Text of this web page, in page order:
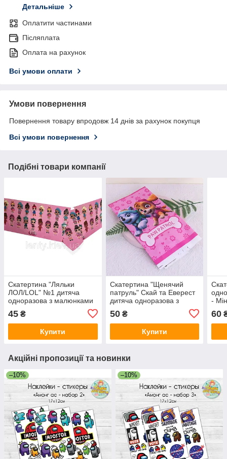
Детальніше
Оплатити частинами
Післяплата
Оплата на рахунок
Всі умови оплати
Умови повернення
Повернення товару впродовж 14 днів за рахунок покупця
Всі умови повернення
Подібні товари компанії
Скатертина "Ляльки
ЛОЛ/LOL" №1 дитяча
одноразова з малюнками
45 ₴
Купити
Скатертина "Щенячий
патруль" Скай та Еверест
дитяча одноразова з
50₴
Купити
-
60
Акційні пропозиції та новинки
–10% –10%